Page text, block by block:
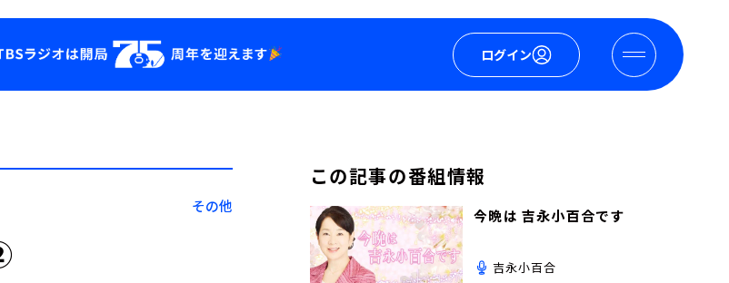
ログイン
YouTube
その他
この記事の番組情報
今晩は 吉永小百合です
吉永小百合